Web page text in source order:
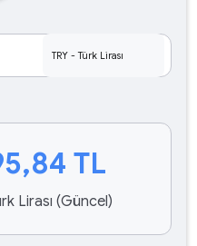
TL
Lirası (Güncel)